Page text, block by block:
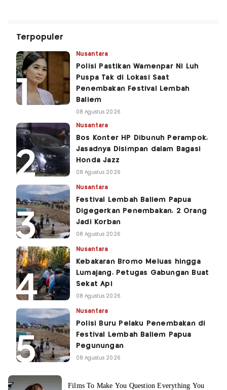
Terpopuler
Nusantara
Polisi Pastikan Wamenpar Ni Luh
Puspa Tak di Lokasi Saat
Penembakan Festival Lembah
Baliem
08 Agustus 2026
Nusantara
Bos Konter HP Dibunuh Perampok,
Jasadnya Disimpan dalam Bagasi
Honda Jazz
08 Agustus 2026
Nusantara
Festival Lembah Baliem Papua
Digegerkan Penembakan, 2 Orang
Jadi Korban
08 Agustus 2026
Nusantara
Kebakaran Bromo Meluas hingga
Lumajang, Petugas Gabungan Buat
Sekat Api
08 Agustus 2026
Nusantara
Polisi Buru Pelaku Penembakan di
Festival Lembah Baliem Papua
Pegunungan
08 Agustus 2026